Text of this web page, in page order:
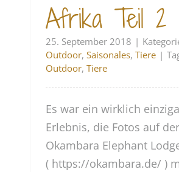
Afrika Teil 2
25. September 2018 |
Outdoor,Saisonales,Tiere |
Outdoor,Tiere
Es war ein wirklich
Erlebnis, die Fotos auf der
Okambara Elephant
( https://okambara.de/ )